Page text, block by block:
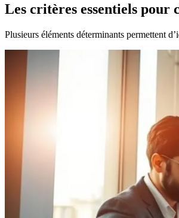
Les critères essentiels pour
Plusieurs éléments déterminants permettent